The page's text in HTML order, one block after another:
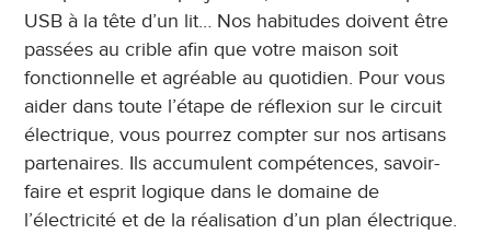
USB à la tête d’un lit… Nos habitudes doivent être
passées au crible afin que votre maison soit
fonctionnelle et agréable au quotidien. Pour vous
aider dans toute l’étape de réflexion sur le circuit
électrique, vous pourrez compter sur nos artisans
partenaires. Ils accumulent compétences, savoir-
faire et esprit logique dans le domaine de
l’électricité et de la réalisation d’un plan électrique.